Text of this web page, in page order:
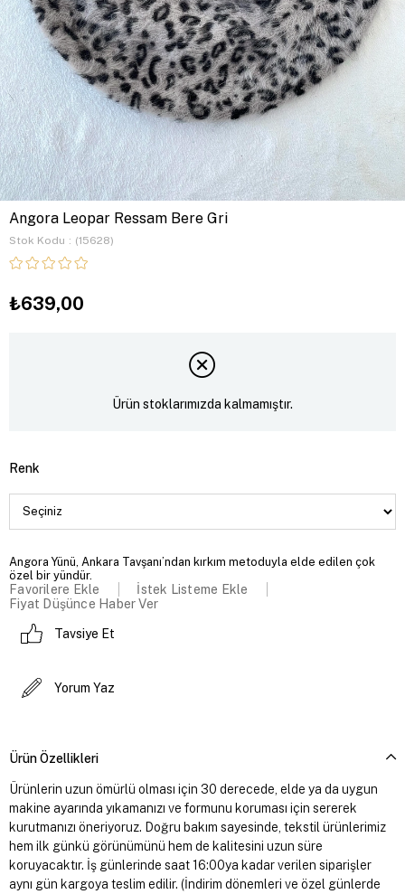
Angora Leopar Ressam Bere Gri
Stok Kodu (15628)
₺639,00
Ürün stoklarımızda kalmamıştır.
Renk
Angora Yünü, Ankara Tavşanı’ndan kırkım metoduyla elde edilen çok
özel bir yündür.
Favorilere Ekle
İstek Listeme Ekle
Fiyat Düşünce Haber Ver
Tavsiye Et
Yorum Yaz
Ürün Özellikleri
Ürünlerin uzun ömürlü olması için 30 derecede, elde ya da uygun
makine ayarında yıkamanızı ve formunu koruması için sererek
kurutmanızı öneriyoruz. Doğru bakım sayesinde, tekstil ürünlerimiz
hem ilk günkü görünümünü hem de kalitesini uzun süre
koruyacaktır. İş günlerinde saat 16:00ya kadar verilen siparişler
aynı gün kargoya teslim edilir. (İndirim dönemleri ve özel günlerde